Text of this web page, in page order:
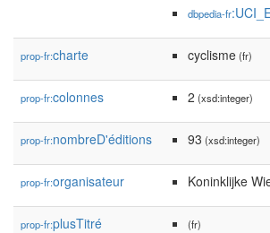
dbpedia-fr
prop-fr:charte cyclisme(fr)
prop-fr:colonnes 2 (xsd:integer)
prop-fr:nombreD'éditions 93 (xsd:integer)
prop-fr:organisateur Koninklijke
prop-fr:plusTitré (fr)